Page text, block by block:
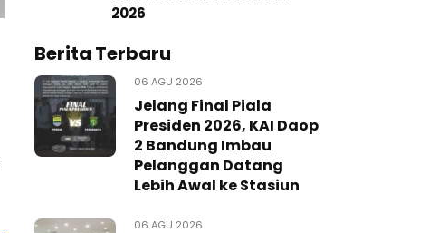
2026
Berita Terbaru
06 AGU 2026
Jelang Final Piala
Presiden 2026, KAI Daop
2 Bandung Imbau
Pelanggan Datang
Lebih Awal ke Stasiun
06 AGU 2026